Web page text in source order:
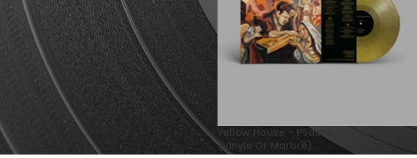
GENRES MUSICAUX
Indie Pop 1
Yellow House – Psalms Of Yellow House
(Vinyle Or Marbré)